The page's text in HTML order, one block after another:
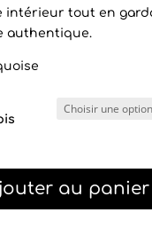
intérieur tout en
authentique.
au panier